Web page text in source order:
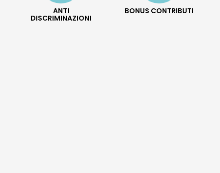
ANTI
DISCRIMINAZIONI
BONUS CONTRIBUTI